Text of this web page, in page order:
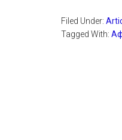
Filed Under:
Tagged With: